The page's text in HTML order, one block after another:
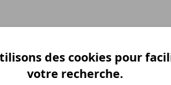
des cookies pour
votre recherche.